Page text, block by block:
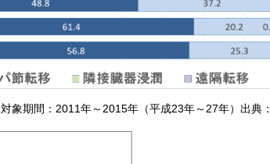
対象期間：2011年～2015年（平成23年～27年）出典